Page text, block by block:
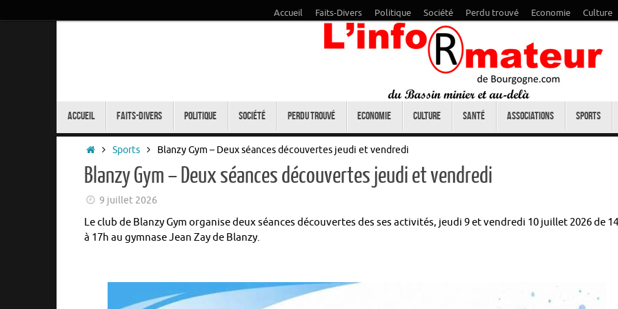
Accueil Faits-Divers Politique Société Perdu trouvé Economie Culture
Accueil Faits-Divers Politique Société Perdu trouvé Economie Culture Santé Associations Sports
Accueil
Sports Blanzy Gym – Deux séances découvertes jeudi et vendredi
Blanzy Gym – Deux séances découvertes jeudi et vendredi
9 juillet 2026
Le club de Blanzy Gym organise deux séances découvertes des ses activités, jeudi 9 et vendredi 10 juillet 2026 de
à 17h au gymnase Jean Zay de Blanzy.